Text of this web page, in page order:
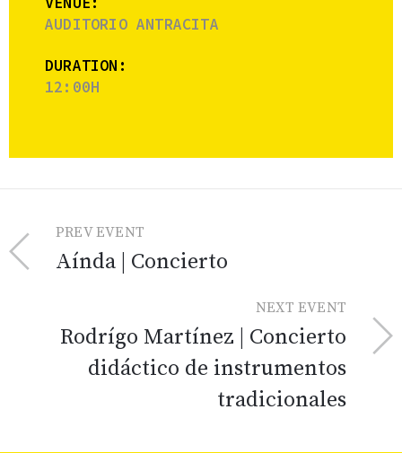
AUDITORIO ANTRACITA
DURATION:
12:00H
PREV EVENT
Aínda | Concierto
NEXT EVENT
Rodrígo Martínez | Concierto
didáctico de instrumentos
tradicionales